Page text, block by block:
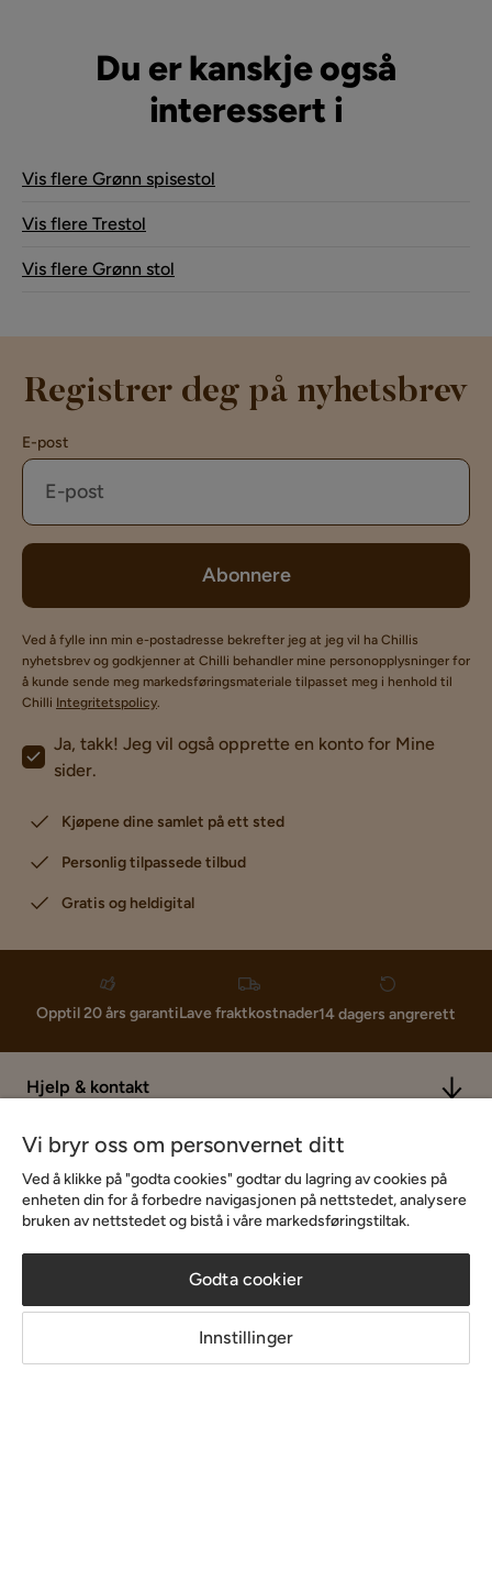
Du er kanskje også
interessert i
Vis flere Grønn spisestol
Vis flere Trestol
Vis flere Grønn stol
Registrer deg på nyhetsbrev
E-post
Abonnere
Ved å fylle inn min e-postadresse bekrefter jeg at jeg vil ha Chillis
nyhetsbrev og godkjenner at Chilli behandler mine personopplysninger for
å kunde sende meg markedsføringsmateriale tilpasset meg i henhold til
Chilli Integritetspolicy.
Ja, takk! Jeg vil også opprette en konto for Mine
sider.
Kjøpene dine samlet på ett sted
Personlig tilpassede tilbud
Gratis og heldigital
Opptil 20 års garantiLave fraktkostnader14 dagers angrerett
Hjelp & kontakt
Sortiment & tilbud
Inspirasjon
Om Chilli
Vi bryr oss om personvernet ditt
Ved å klikke på "godta cookies" godtar du lagring av cookies på
enheten din for å forbedre navigasjonen på nettstedet, analysere
bruken av nettstedet og bistå i våre markedsføringstiltak.
Godta cookier
Innstillinger